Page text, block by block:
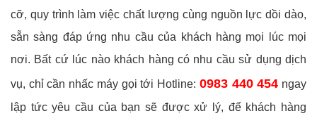
cỡ, quy trình làm việc chất lượng cùng nguồn lực dồi dào,
sẵn sàng đáp ứng nhu cầu của khách hàng mọi lúc mọi
nơi. Bất cứ lúc nào khách hàng có nhu cầu sử dụng dịch
vụ, chỉ cần nhấc máy gọi tới Hotline: 0983 440 454 ngay
lập tức yêu cầu của bạn sẽ được xử lý, để khách hàng